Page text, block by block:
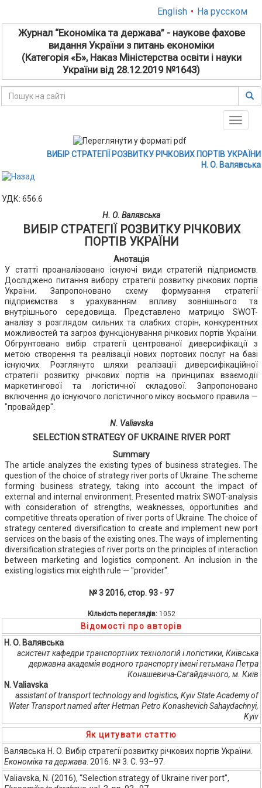
English • На русском
Журнал “Економіка та держава” - наукове фахове
видання України з питань економіки
(Категорія «Б», Наказ Міністерства освіти і науки
України від 28.12.2019 №1643)
Toggle
ВИБІР СТРАТЕГІЇ РОЗВИТКУ РІЧКОВИХ ПОРТІВ УКРАЇНИ
Н. О. Валявська
УДК: 656.6
Н. О. Валявська
ВИБІР СТРАТЕГІЇ РОЗВИТКУ РІЧКОВИХ
ПОРТІВ УКРАЇНИ
Анотація
У статті проаналізовано існуючі види стратегій підприємств.
Досліджено питання вибору стратегії розвитку річкових портів
України. Запропоновано схему формування стратегії
підприємства з урахуванням впливу зовнішнього та
внутрішнього середовища. Представлено матрицю SWOT-
аналізу з розглядом сильних та слабких сторін, конкурентних
можливостей та загроз функціонування річкових портів України.
Обгрунтовано вибір стратегії центрованої диверсифікації з
метою створення та реалізації нових портових послуг на базі
існуючих. Розглянуто шляхи реалізації диверсифікаційної
стратегії розвитку річкових портів на принципах взаємодії
маркетингової та логістичної складової. Запропоновано
включення до існуючого логістичного міксу восьмого правила —
"провайдер".
N. Valiavska
SELECTION STRATEGY OF UKRAINE RIVER PORT
Summary
The article analyzes the existing types of business strategies. The
question of the choice of strategy river ports of Ukraine. The scheme
forming business strategy, taking into account the impact of
external and internal environment. Presented matrix SWOT-analysis
with consideration of strengths, weaknesses, opportunities and
competitive threats operation of river ports of Ukraine. The choice of
strategy centered diversification to create and implement new port
services on the basis of the existing ones. The ways of implementing
diversification strategies of river ports on the principles of interaction
between marketing and logistics component. An inclusion in the
existing logistics mix eighth rule — "provider".
№ 3 2016, стор. 93 - 97
Кількість переглядів: 1052
Відомості про авторів
Н. О. Валявська
асистент кафедри транспортних технологій і логістики, Київська
державна академія водного транспорту імені гетьмана Петра
Конашевича-Сагайдачного, м. Київ
N. Valiavska
assistant of transport technology and logistics, Kyiv State Academy of
Water Transport named after Hetman Petro Konashevich Sahaydachnyi,
Kyiv
Як цитувати статтю
Валявська Н. О. Вибір стратегії розвитку річкових портів України.
Економіка та держава . 2016. № 3. С. 93–97.
Valiavska, N. (2016), “Selection strategy of Ukraine river port”,